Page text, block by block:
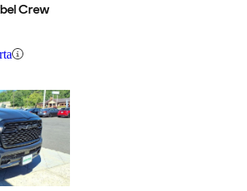
Crew